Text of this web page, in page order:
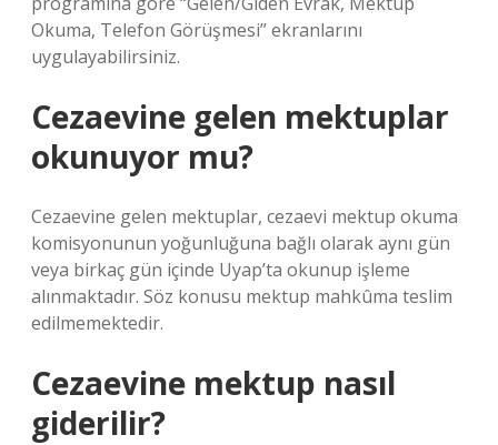
Okuma, Telefon Görüşmesi” ekranlarını
uygulayabilirsiniz.
Cezaevine gelen mektuplar
okunuyor mu?
Cezaevine gelen mektuplar, cezaevi mektup okuma
komisyonunun yoğunluğuna bağlı olarak aynı gün
veya birkaç gün içinde Uyap’ta okunup işleme
alınmaktadır. Söz konusu mektup mahkûma teslim
edilmemektedir.
Cezaevine mektup nasıl
giderilir?